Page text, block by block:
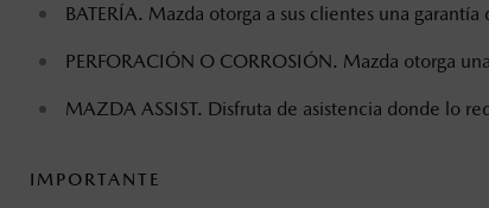
BATERÍA. Mazda otorga a sus clientes una
PERFORACIÓN O CORROSIÓN. Mazda otorga
MAZDA ASSIST. Disfruta de asistencia donde lo
IMPORTANTE